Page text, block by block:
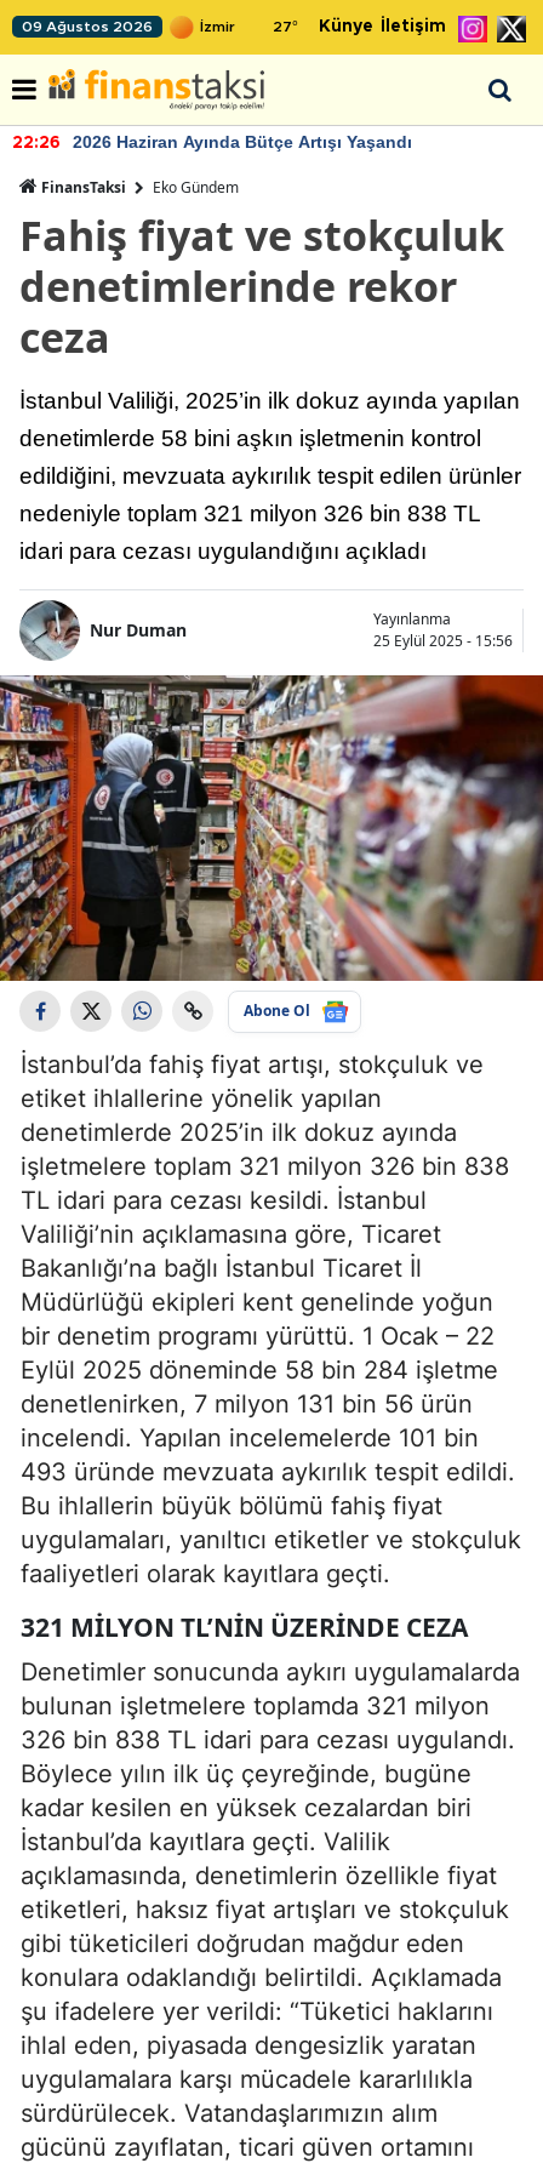
09 Ağustos 2026 27° Künye İletişim
22:26 2026 Haziran Ayında Bütçe Artışı Yaşandı
FinansTaksi Eko Gündem
Fahiş fiyat ve stokçuluk
denetimlerinde rekor
ceza
İstanbul Valiliği, 2025’in ilk dokuz ayında yapılan
denetimlerde 58 bini aşkın işletmenin kontrol
edildiğini, mevzuata aykırılık tespit edilen ürünler
nedeniyle toplam 321 milyon 326 bin 838 TL
idari para cezası uygulandığını açıkladı
Nur Duman
Yayınlanma
25 Eylül 2025 - 15:56
Abone Ol
İstanbul’da fahiş fiyat artışı, stokçuluk ve
etiket ihlallerine yönelik yapılan
denetimlerde 2025’in ilk dokuz ayında
işletmelere toplam 321 milyon 326 bin 838
TL idari para cezası kesildi. İstanbul
Valiliği’nin açıklamasına göre, Ticaret
Bakanlığı’na bağlı İstanbul Ticaret İl
Müdürlüğü ekipleri kent genelinde yoğun
bir denetim programı yürüttü. 1 Ocak – 22
Eylül 2025 döneminde 58 bin 284 işletme
denetlenirken, 7 milyon 131 bin 56 ürün
incelendi. Yapılan incelemelerde 101 bin
493 üründe mevzuata aykırılık tespit edildi.
Bu ihlallerin büyük bölümü fahiş fiyat
uygulamaları, yanıltıcı etiketler ve stokçuluk
faaliyetleri olarak kayıtlara geçti.
321 MILYON TL’NIN ÜZERINDE CEZA
Denetimler sonucunda aykırı uygulamalarda
bulunan işletmelere toplamda 321 milyon
326 bin 838 TL idari para cezası uygulandı.
Böylece yılın ilk üç çeyreğinde, bugüne
kadar kesilen en yüksek cezalardan biri
İstanbul’da kayıtlara geçti. Valilik
açıklamasında, denetimlerin özellikle fiyat
etiketleri, haksız fiyat artışları ve stokçuluk
gibi tüketicileri doğrudan mağdur eden
konulara odaklandığı belirtildi. Açıklamada
şu ifadelere yer verildi: “Tüketici haklarını
ihlal eden, piyasada dengesizlik yaratan
uygulamalara karşı mücadele kararlılıkla
sürdürülecek. Vatandaşlarımızın alım
gücünü zayıflatan, ticari güven ortamını